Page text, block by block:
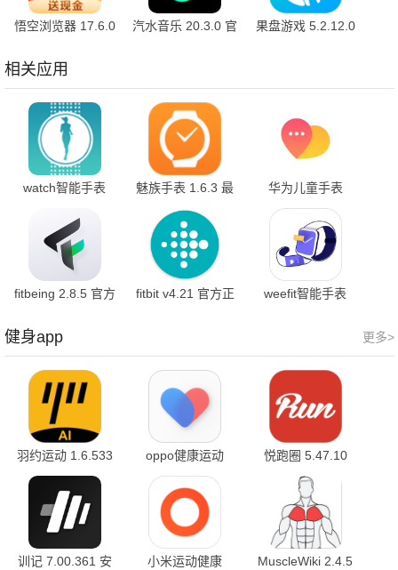
悟空浏览器 17.6.0
汽水音乐 20.3.0 官
果盘游戏 5.2.12.0
相关应用
watch智能手表
魅族手表 1.6.3 最
华为儿童手表
2.0.19.301 最新版
fitbeing 2.8.5 官方
fitbit v4.21 官方正
weefit智能手表
更多>
健身app
羽约运动 1.6.533
oppo健康运动
6.0.11_8e7423e_260303
最新版
悦跑圈 5.47.10
训记 7.00.361 安
小米运动健康
MuscleWiki 2.4.5